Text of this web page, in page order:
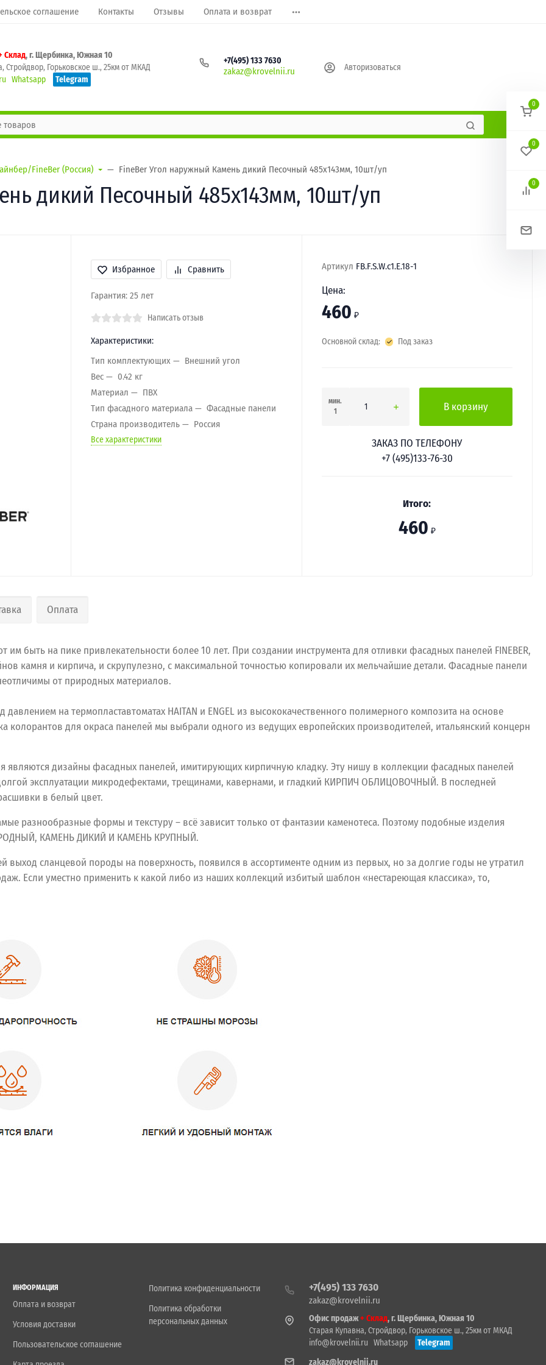
соглашение Контакты Отзывы Оплата и возврат
Склад, г. Щербинка, Южная 10
Стройдвор, Горьковское ш., 25км от МКАД
Whatsapp Telegram
+7(495) 133 7630
zakaz@krovelnii.ru Авторизоваться
FineBer (Россия) FineBer Угол наружный Камень дикий Песочный 485х143мм, 10шт/уп
дикий Песочный 485х143мм, 10шт/уп
Избранное Сравнить
Гарантия: 25 лет
Написать отзыв
Характеристики:
Тип комплектующих
Внешний угол
Вес
0.42 кг
Материал
ПВХ
Тип фасадного материала
Фасадные панели
Страна производитель
Россия
Все характеристики
Артикул FB.F.S.W.c1.E.18-1
Цена:
460 ₽
Основной склад: Под заказ
мин.
1
В корзину
ЗАКАЗ ПО ТЕЛЕФОНУ
+7 (495)133-76-30
Итого:
460 ₽
Оплата
им быть на пике привлекательности более 10 лет. При создании инструмента для отливки фасадных панелей FINEBER,
камня и кирпича, и скрупулезно, с максимальной точностью копировали их мельчайшие детали. Фасадные панели
от природных материалов.
на термопластавтоматах HAITAN и ENGEL из высококачественного полимерного композита на основе
колорантов для окраса панелей мы выбрали одного из ведущих европейских производителей, итальянский концерн
являются дизайны фасадных панелей, имитирующих кирпичную кладку. Эту нишу в коллекции фасадных панелей
эксплуатации микродефектами, трещинами, кавернами, и гладкий КИРПИЧ ОБЛИЦОВОЧНЫЙ. В последней
в белый цвет.
разнообразные формы и текстуру – всё зависит только от фантазии каменотеса. Поэтому подобные изделия
КАМЕНЬ ДИКИЙ И КАМЕНЬ КРУПНЫЙ.
сланцевой породы на поверхность, появился в ассортименте одним из первых, но за долгие годы не утратил
Если уместно применить к какой либо из наших коллекций избитый шаблон «нестареющая классика», то,
ИНФОРМАЦИЯ
Оплата и возврат
Условия доставки
Пользовательское соглашение
Политика конфиденциальности
Политика обработки
персональных данных
+7(495) 133 7630
zakaz@krovelnii.ru
Офис продаж+ Склад, г. Щербинка, Южная 10
Старая Купавна, Стройдвор, Горьковское ш., 25км от МКАД
info@krovelnii.ru
Whatsapp
Telegram
zakaz@krovelnii.ru
0
0
0